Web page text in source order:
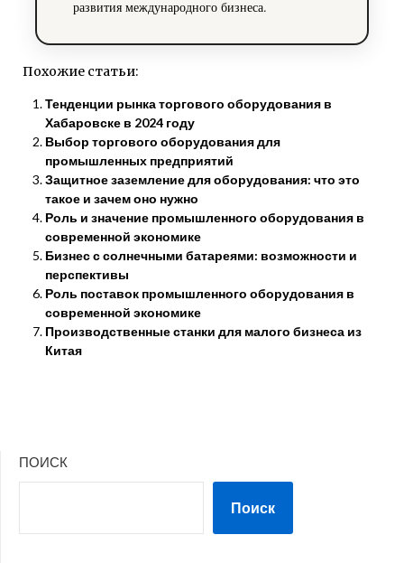
развития международного бизнеса.
Похожие статьи:
Тенденции рынка торгового оборудования в
Хабаровске в 2024 году
Выбор торгового оборудования для
промышленных предприятий
Защитное заземление для оборудования: что это
такое и зачем оно нужно
Роль и значение промышленного оборудования в
современной экономике
Бизнес с солнечными батареями: возможности и
перспективы
Роль поставок промышленного оборудования в
современной экономике
Производственные станки для малого бизнеса из
Китая
ПОИСК
Поиск